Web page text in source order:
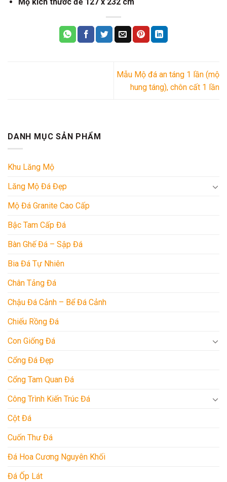
Mẫu Mộ đá an táng 1 lần (mộ
hung táng), chôn cất 1 lần
DANH MỤC SẢN PHẨM
Khu Lăng Mộ
Lăng Mộ Đá Đẹp
Mộ Đá Granite Cao Cấp
Bậc Tam Cấp Đá
Bàn Ghế Đá – Sập Đá
Bia Đá Tự Nhiên
Chân Tảng Đá
Chậu Đá Cảnh – Bể Đá Cảnh
Chiếu Rồng Đá
Con Giống Đá
Cổng Đá Đẹp
Cổng Tam Quan Đá
Công Trình Kiến Trúc Đá
Cột Đá
Cuốn Thư Đá
Đá Hoa Cương Nguyên Khối
Đá Ốp Lát